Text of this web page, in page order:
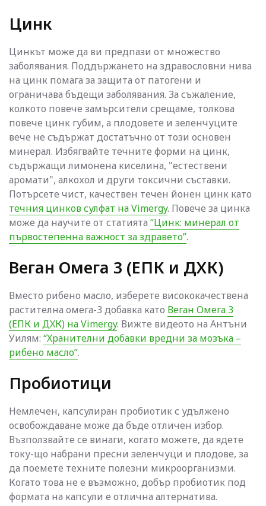
Цинк
Цинкът може да ви предпази от множество
заболявания. Поддържането на здравословни нива
на цинк помага за защита от патогени и
ограничава бъдещи заболявания. За съжаление,
колкото повече замърсители срещаме, толкова
повече цинк губим, а плодовете и зеленчуците
вече не съдържат достатъчно от този основен
минерал. Избягвайте течните форми на цинк,
съдържащи лимонена киселина, "естествени
аромати", алкохол и други токсични съставки.
Потърсете чист, качествен течен йонен цинк като
течния цинков сулфат на Vimergy. Повече за цинка
може да научите от статията “Цинк: минерал от
първостепенна важност за здравето”.
Веган Омега 3 (ЕПК и ДХК)
Вместо рибено масло, изберете висококачествена
растителна омега-3 добавка като Веган Омега 3
(ЕПК и ДХК) на Vimergy. Вижте видеото на Антъни
Уилям: “Хранителни добавки вредни за мозъка –
рибено масло”.
Пробиотици
Немлечен, капсулиран пробиотик с удължено
освобождаване може да бъде отличен избор.
Възползвайте се винаги, когато можете, да ядете
току-що набрани пресни зеленчуци и плодове, за
да поемете техните полезни микроорганизми.
Когато това не е възможно, добър пробиотик под
формата на капсули е отлична алтернатива.